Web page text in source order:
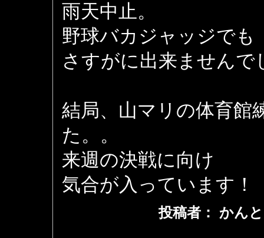
雨天中止。
野球バカジャッジでも
さすがに出来ませんで
結局、山マリの体育館
た。。
来週の決戦に向け
気合が入っています！
投稿者： かん